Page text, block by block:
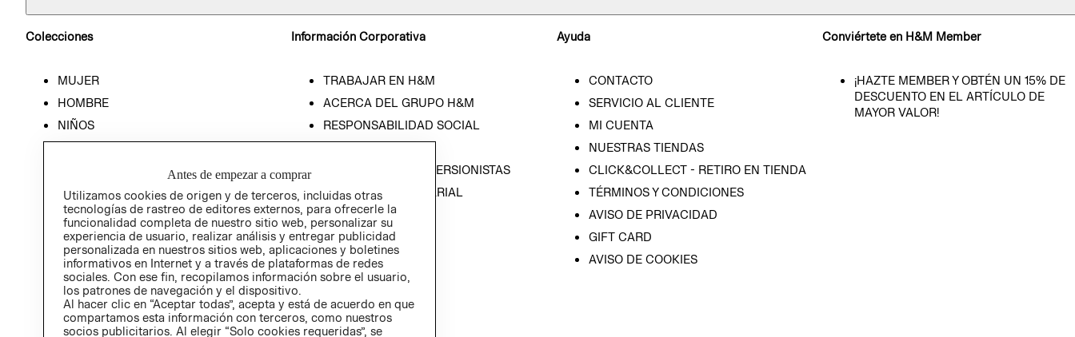
Colecciones
MUJER
HOMBRE
NIÑOS
Información Corporativa
TRABAJAR EN H&M
ACERCA DEL GRUPO H&M
RESPONSABILIDAD SOCIAL
RELACIÓN CON INVERSIONISTAS
POLÍTICA EMPRESARIAL
Ayuda
CONTACTO
SERVICIO AL CLIENTE
MI CUENTA
NUESTRAS TIENDAS
CLICK&COLLECT - RETIRO EN TIENDA
TÉRMINOS Y CONDICIONES
AVISO DE PRIVACIDAD
GIFT CARD
AVISO DE COOKIES
Conviértete en H&M Member
¡HAZTE MEMBER Y OBTÉN UN 15% DE
DESCUENTO EN EL ARTÍCULO DE
MAYOR VALOR!
Antes de empezar a comprar
Utilizamos cookies de origen y de terceros, incluidas otras
tecnologías de rastreo de editores externos, para ofrecerle la
funcionalidad completa de nuestro sitio web, personalizar su
experiencia de usuario, realizar análisis y entregar publicidad
personalizada en nuestros sitios web, aplicaciones y boletines
informativos en Internet y a través de plataformas de redes
sociales. Con ese fin, recopilamos información sobre el usuario,
los patrones de navegación y el dispositivo.
Al hacer clic en “Aceptar todas”, acepta y está de acuerdo en que
compartamos esta información con terceros, como nuestros
socios publicitarios. Al elegir “Solo cookies requeridas”, se